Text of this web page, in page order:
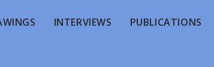
INTERVIEWS PUBLICATIONS